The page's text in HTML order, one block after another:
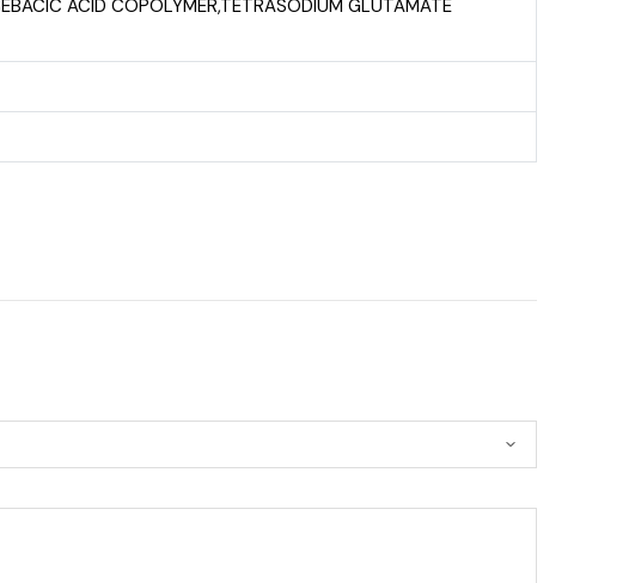
ACID COPOLYMER,TETRASODIUM GLUTAMATE